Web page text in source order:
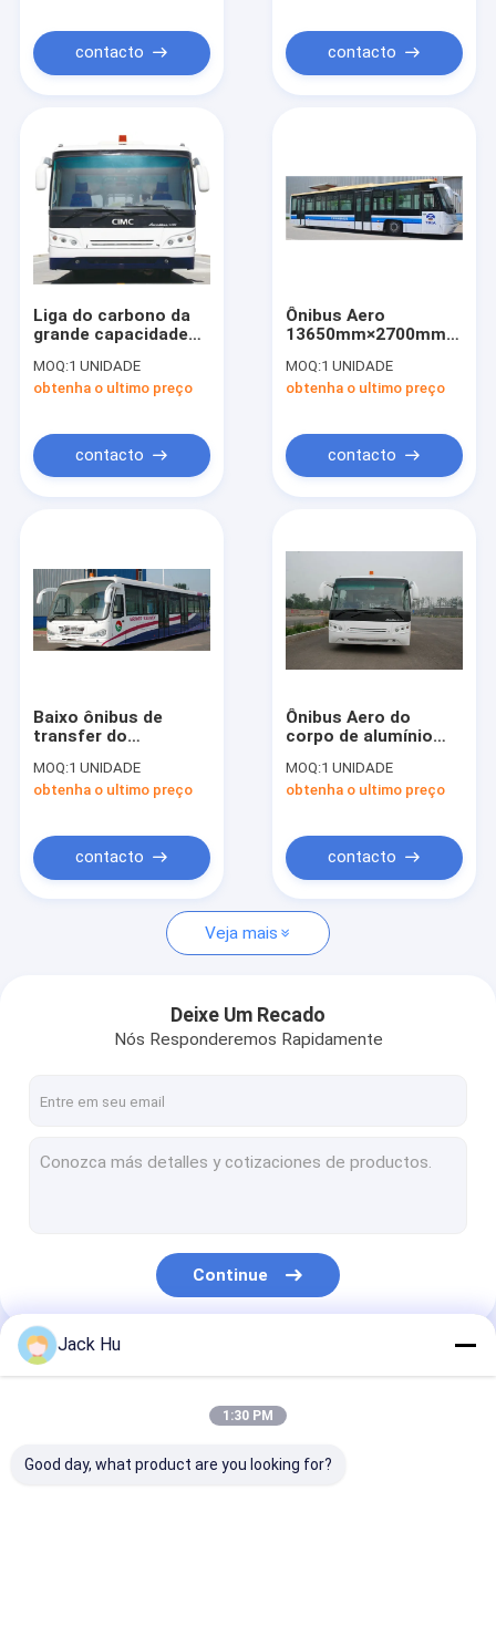
Sobre nós
Excursão da fábrica
Peça umas citações
Ônibus do avental do aeroporto
Escadas automotoras do passageiro
Aeroporto Ambulift
Caminhão de serviço de banheiro
Ônibus do passageiro do aeroporto
contacto contacto
Liga do carbono da
grande capacidade
aeroporto Aero da
cidade do ônibus da
MOQ:1 UNIDADE
obtenha o ultimo preço
contacto
Ônibus Aero
internacional da
segurança
MOQ:1 UNIDADE
obtenha o ultimo preço
contacto
Baixo ônibus de
transfer do
durável do corpo de
aço de liga do
rei C.A.
MOQ:1 UNIDADE
obtenha o ultimo preço
contacto
Ônibus Aero do
corpo de alumínio
de Seater/ônibus
movimentação da
MOQ:1 UNIDADE
obtenha o ultimo preço
contacto
Veja mais
Deixe Um Recado
Nós Responderemos Rapidamente
Continue
Nossas Categorias
Jack Hu
1:30 PM
Good day, what product are you looking for?